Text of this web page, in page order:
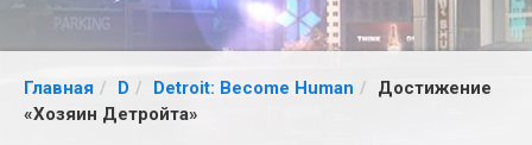
Главная D Detroit: Become Human
Достижение
«Хозяин Детройта»